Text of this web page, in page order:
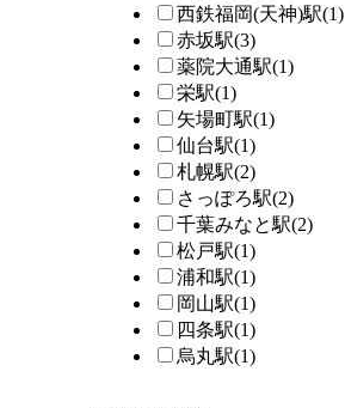
西鉄福岡(天神)駅(1)
赤坂駅(3)
薬院大通駅(1)
栄駅(1)
矢場町駅(1)
仙台駅(1)
札幌駅(2)
さっぽろ駅(2)
千葉みなと駅(2)
松戸駅(1)
浦和駅(1)
岡山駅(1)
四条駅(1)
烏丸駅(1)